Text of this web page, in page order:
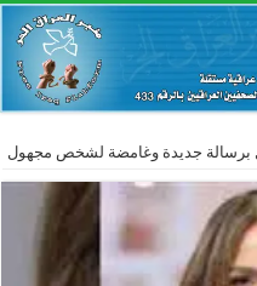
برسالة جديدة وغامضة لشخص مجهول